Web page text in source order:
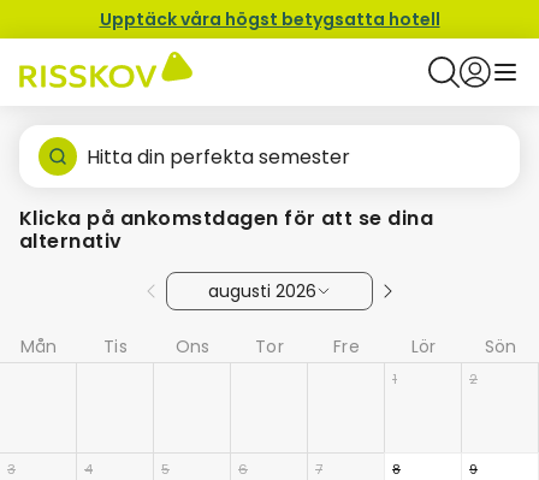
Upptäck våra högst betygsatta hotell
Hitta din perfekta semester
Klicka på ankomstdagen för att se dina
alternativ
augusti 2026
Mån Tis Ons Tor Fre Lör Sön
1 2
3 4 5 6 7 8 9